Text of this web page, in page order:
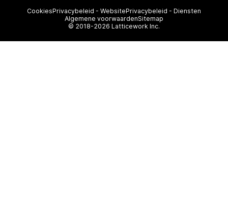
CookiesPrivacybeleid - WebsitePrivacybeleid - Diensten
Algemene voorwaardenSitemap
© 2018-2026 Latticework Inc.